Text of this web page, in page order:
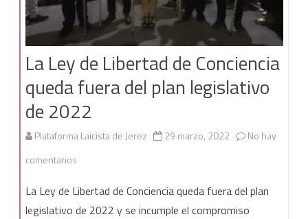
La Ley de Libertad de Conciencia
queda fuera del plan legislativo
de 2022
Plataforma Laicista de Jerez 29 marzo, 2022
No hay
comentarios
Ley
La Ley de Libertad de Conciencia queda fuera del plan
legislativo de 2022 y se incumple el compromiso